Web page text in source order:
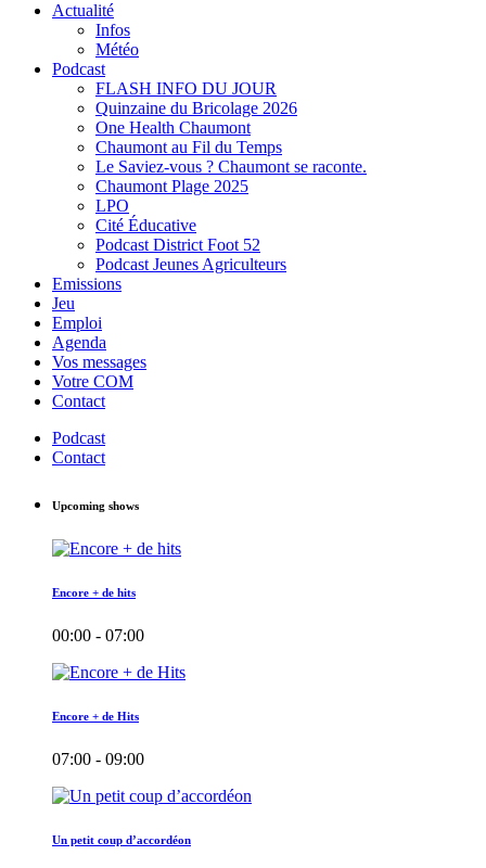
Actualité
Infos
Météo
Podcast
FLASH INFO DU JOUR
Quinzaine du Bricolage 2026
One Health Chaumont
Chaumont au Fil du Temps
Le Saviez-vous ? Chaumont se raconte.
Chaumont Plage 2025
LPO
Cité Éducative
Podcast District Foot 52
Podcast Jeunes Agriculteurs
Emissions
Jeu
Emploi
Agenda
Vos messages
Votre COM
Contact
Podcast
Contact
Upcoming shows
Encore + de hits
00:00 - 07:00
Encore + de Hits
07:00 - 09:00
Un petit coup d’accordéon